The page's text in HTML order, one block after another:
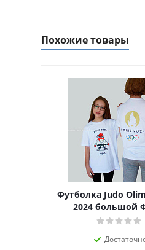
Похожие товары
Футболка Judo
2024 большой